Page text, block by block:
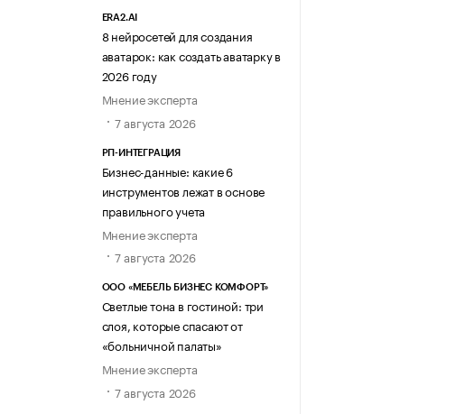
ERA2.AI
8 нейросетей для создания
аватарок: как создать аватарку в
2026 году
Мнение эксперта
7 августа 2026
РП-ИНТЕГРАЦИЯ
Бизнес-данные: какие 6
инструментов лежат в основе
правильного учета
Мнение эксперта
7 августа 2026
ООО «МЕБЕЛЬ БИЗНЕС КОМФОРТ»
Светлые тона в гостиной: три
слоя, которые спасают от
«больничной палаты»
Мнение эксперта
7 августа 2026